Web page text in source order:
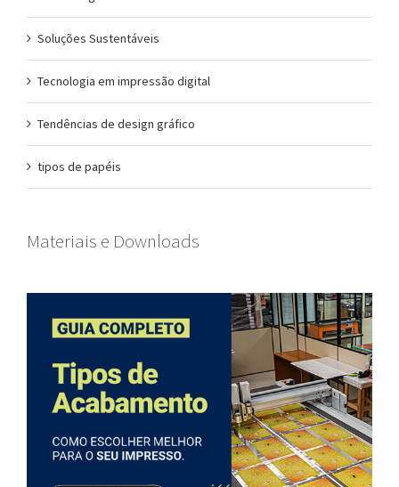
Soluções Sustentáveis
Tecnologia em impressão digital
Tendências de design gráfico
tipos de papéis
Materiais e Downloads